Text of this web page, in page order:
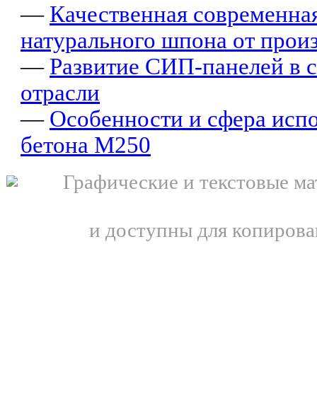
— Качественная
натурального шпона от
— Развитие СИП-панелей в
отрасли
— Особенности и сфера
бетона М250
Графические и текстовые
и доступны для